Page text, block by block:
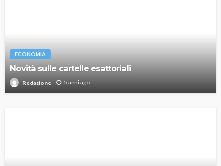
ECONOMIA
Novità sulle cartelle esattoriali
Redazione 5 anni ago